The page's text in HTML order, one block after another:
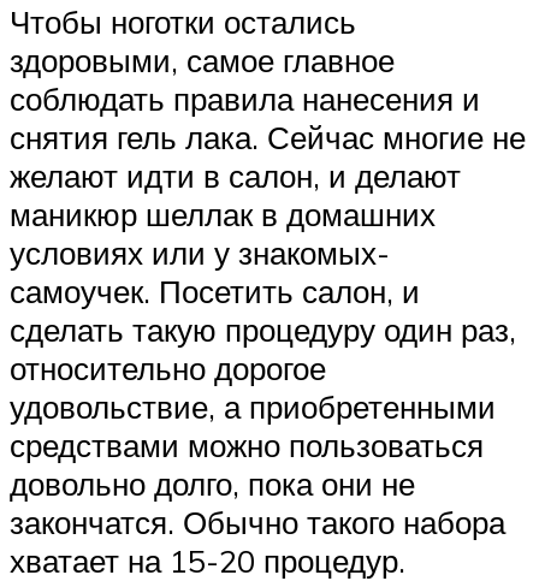
Чтобы ноготки остались
здоровыми, самое главное
соблюдать правила нанесения и
снятия гель лака. Сейчас многие не
желают идти в салон, и делают
маникюр шеллак в домашних
условиях или у знакомых-
самоучек. Посетить салон, и
сделать такую процедуру один раз,
относительно дорогое
удовольствие, а приобретенными
средствами можно пользоваться
довольно долго, пока они не
закончатся. Обычно такого набора
хватает на 15-20 процедур.